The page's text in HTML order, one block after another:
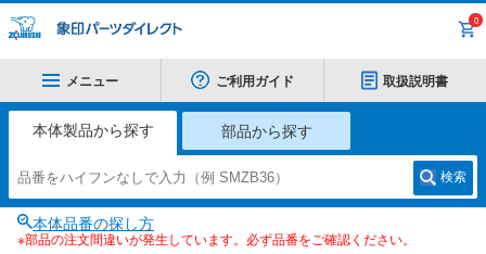
0
メニュー ご利用ガイド 取扱説明書
本体製品から探す 部品から探す
検索
本体品番の探し方
※部品の注文間違いが発生しています。必ず品番をご確認ください。